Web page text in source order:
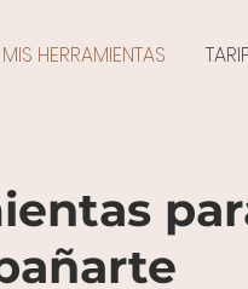
MIS HERRAMIENTAS